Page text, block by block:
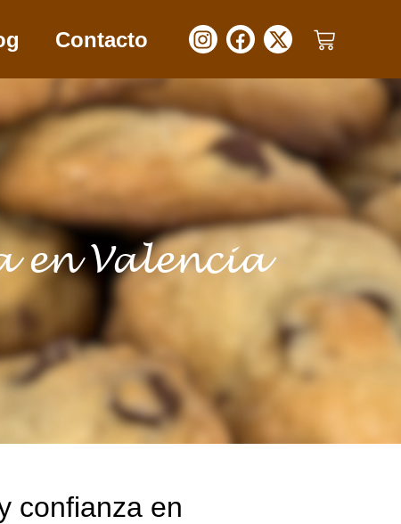
Contacto
en Valencia
confianza en